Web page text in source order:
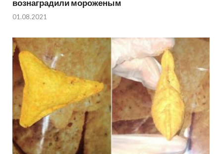
вознаградили мороженым
01.08.2021